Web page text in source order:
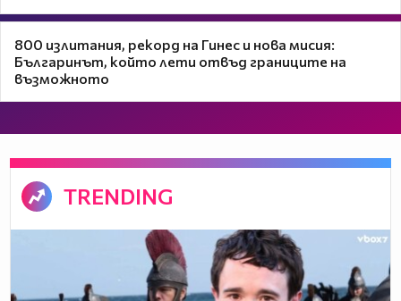
800 излитания, рекорд на Гинес и нова мисия:
Българинът, който лети отвъд границите на
възможното
TRENDING